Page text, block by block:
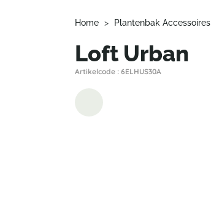
Home > Plantenbak Accessoires
Loft Urban
Artikelcode : 6ELHUS30A